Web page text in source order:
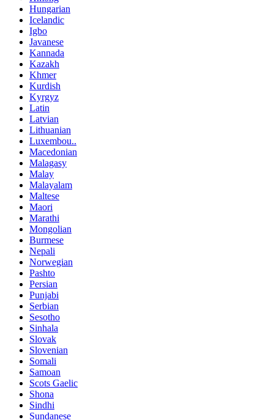
Hungarian
Icelandic
Igbo
Javanese
Kannada
Kazakh
Khmer
Kurdish
Kyrgyz
Latin
Latvian
Lithuanian
Luxembou..
Macedonian
Malagasy
Malay
Malayalam
Maltese
Maori
Marathi
Mongolian
Burmese
Nepali
Norwegian
Pashto
Persian
Punjabi
Serbian
Sesotho
Sinhala
Slovak
Slovenian
Somali
Samoan
Scots Gaelic
Shona
Sindhi
Sundanese